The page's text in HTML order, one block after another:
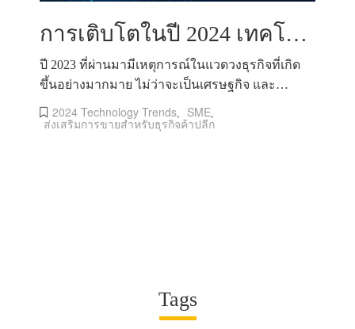
การเติบโตในปี 2024 เทคโนโลยีอะไรจะช่วยส่งเสริมการขายสำหรับธุรกิจค้าปลีก
ปี 2023 ที่ผ่านมามีเหตุการณ์ในแวดวงธุรกิจที่เกิด
ขึ้นอย่างมากมาย ไม่ว่าจะเป็นเศรษฐกิจ และ
เทคโนโลยีได้มีการถือกำเนิดขึ้
2024 Technology Trends SME
ส่งเสริมการขายสำหรับธุรกิจค้าปลีก
Tags